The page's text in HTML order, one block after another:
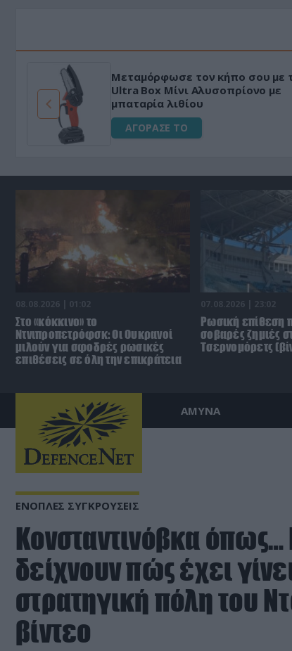
Μεταμόρφωσε τον κήπο σου με
Ultra Box Μίνι Αλυσοπρίονο με
μπαταρία λιθίου
ΑΓΟΡΑΣΕ ΤΟ
08.08.2026 | 01:02
Στο «κόκκινο» το
Ντνιπροπετρόφσκ: Οι Ουκρανοί
μιλούν για σφοδρές ρωσικές
επιθέσεις σε όλη την επικράτεια
07.08.2026 | 23:02
Ρωσική επίθεση
σοβαρές ζημιές
Τσερνομόρετς
ΑΜΥΝΑ
ΕΝΟΠΛΕΣ ΣΥΓΚΡΟΥΣΕΙΣ
Κονσταντινόβκα όπως…
δείχνουν πώς έχει
στρατηγική πόλη του
βίντεο